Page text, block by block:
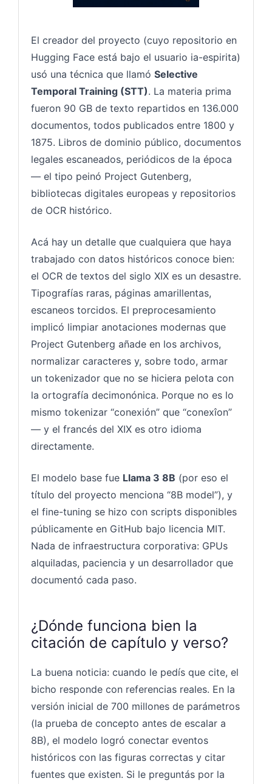
El creador del proyecto (cuyo repositorio en
Hugging Face está bajo el usuario ia-espirita)
usó una técnica que llamó Selective
Temporal Training (STT). La materia prima
fueron 90 GB de texto repartidos en 136.000
documentos, todos publicados entre 1800 y
1875. Libros de dominio público, documentos
legales escaneados, periódicos de la época
— el tipo peinó Project Gutenberg,
bibliotecas digitales europeas y repositorios
de OCR histórico.
Acá hay un detalle que cualquiera que haya
trabajado con datos históricos conoce bien:
el OCR de textos del siglo XIX es un desastre.
Tipografías raras, páginas amarillentas,
escaneos torcidos. El preprocesamiento
implicó limpiar anotaciones modernas que
Project Gutenberg añade en los archivos,
normalizar caracteres y, sobre todo, armar
un tokenizador que no se hiciera pelota con
la ortografía decimonónica. Porque no es lo
mismo tokenizar “conexión” que “conexîon”
— y el francés del XIX es otro idioma
directamente.
El modelo base fue Llama 3 8B (por eso el
título del proyecto menciona “8B model”), y
el fine-tuning se hizo con scripts disponibles
públicamente en GitHub bajo licencia MIT.
Nada de infraestructura corporativa: GPUs
alquiladas, paciencia y un desarrollador que
documentó cada paso.
¿Dónde funciona bien la
citación de capítulo y verso?
La buena noticia: cuando le pedís que cite, el
bicho responde con referencias reales. En la
versión inicial de 700 millones de parámetros
(la prueba de concepto antes de escalar a
8B), el modelo logró conectar eventos
históricos con las figuras correctas y citar
fuentes que existen. Si le preguntás por la